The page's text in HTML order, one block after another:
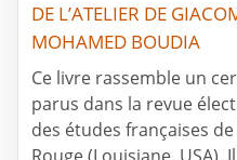
DE L’ATELIER DE
MOHAMED BOUDIA
Ce livre rassemble un
parus dans la revue
des études françaises